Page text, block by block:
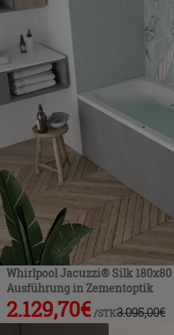
Whirlpool Jacuzzi® Silk
Ausführung in Zementoptik
2.129,70€ /STK3.095,00€